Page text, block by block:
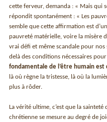
cette ferveur, demanda : « Mais qui
répondit spontanément : « Les
semble que cette affirmation est
pauvreté matérielle, voire la misère
vrai défi et même scandale pour
delà des conditions nécessaires
fondamentale de l’être humain
là où règne la tristesse, là où la
plus à rôder.
La vérité ultime, c’est que la
chrétienne se mesure au degré de